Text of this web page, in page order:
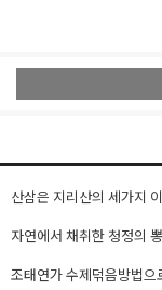
산삼은 지리산의 세가지
자연에서 채취한 청정의
조태연가 수제덖음방법